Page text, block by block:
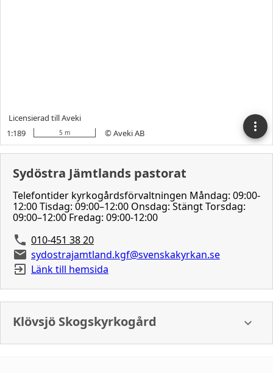
Sydöstra Jämtlands pastorat
Telefontider kyrkogårdsförvaltningen Måndag: 09:00-
12:00 Tisdag: 09:00–12:00 Onsdag: Stängt Torsdag:
09:00–12:00 Fredag: 09:00-12:00
010-451 38 20
sydostrajamtland.kgf@svenskakyrkan.se
Länk till hemsida
Klövsjö Skogskyrkogård